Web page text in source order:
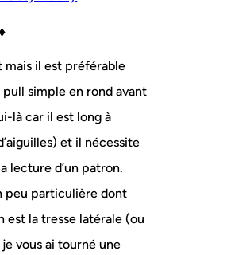
mais il est préférable
pull simple en rond avant
là car il est long à
et il nécessite
lecture d’un patron.
peu particulière dont
est la tresse latérale (ou
vous ai tourné une